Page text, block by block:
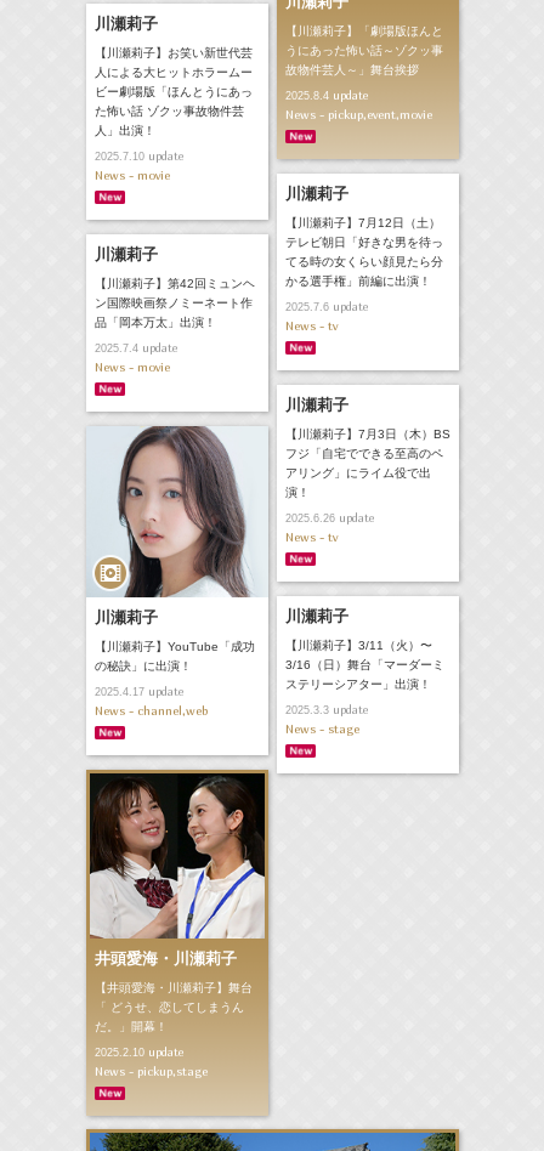
【川瀬莉子】「劇場版ほんと
うにあった怖い話～ゾクッ事
故物件芸人～」舞台挨拶
2025.8.4update
News - pickup,event,movie
川瀬莉子
【川瀬莉子】お笑い新世代芸
人による大ヒットホラームー
ビー劇場版「ほんとうにあっ
た怖い話 ゾクッ事故物件芸
人」出演！
2025.7.10update
News - movie
川瀬莉子
【川瀬莉子】7月12日（土）
テレビ朝日「好きな男を待っ
てる時の女くらい顔見たら分
かる選手権」前編に出演！
2025.7.6update
News - tv
川瀬莉子
【川瀬莉子】第42回ミュンヘ
ン国際映画祭ノミーネート作
品「岡本万太」出演！
2025.7.4update
News - movie
川瀬莉子
【川瀬莉子】7月3日（木）BS
フジ「自宅でできる至高のペ
アリング」にライム役で出
演！
2025.6.26update
News - tv
川瀬莉子
【川瀬莉子】YouTube「成功
の秘訣」に出演！
2025.4.17update
News - channel,web
川瀬莉子
【川瀬莉子】3/11（火）〜
3/16（日）舞台「マーダーミ
ステリーシアター」出演！
2025.3.3update
News - stage
井頭愛海・川瀬莉子
【井頭愛海・川瀬莉子】舞台
「 どうせ、恋してしまうん
だ。」開幕！
2025.2.10update
News - pickup,stage